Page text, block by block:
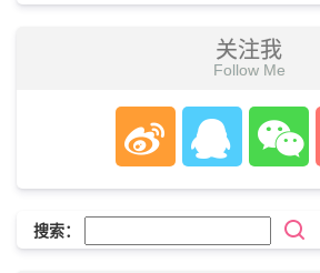
关注我
Follow Me
搜索：